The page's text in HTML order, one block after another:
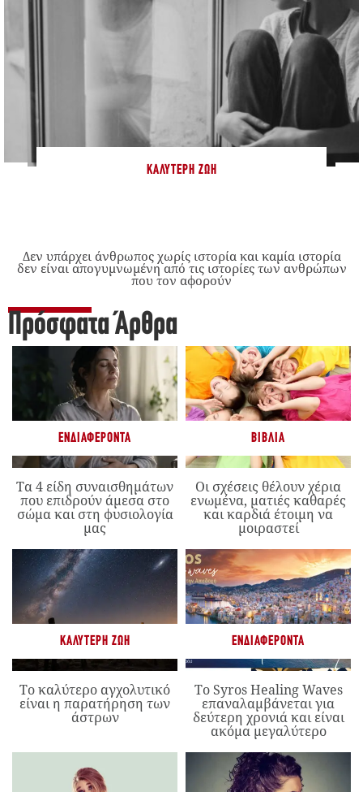
ΚΑΛΎΤΕΡΗ ΖΩΉ
Δεν υπάρχει άνθρωπος χωρίς ιστορία και καμία ιστορία
δεν είναι απογυμνωμένη από τις ιστορίες των ανθρώπων
που τον αφορούν
Πρόσφατα Άρθρα
ΕΝΔΙΑΦΈΡΟΝΤΑ
Τα 4 είδη συναισθημάτων
που επιδρούν άμεσα στο
σώμα και στη φυσιολογία
μας
ΒΙΒΛΊΑ
Οι σχέσεις θέλουν χέρια
ενωμένα, ματιές καθαρές
και καρδιά έτοιμη να
μοιραστεί
ΚΑΛΎΤΕΡΗ ΖΩΉ
Το καλύτερο αγχολυτικό
είναι η παρατήρηση των
άστρων
ΕΝΔΙΑΦΈΡΟΝΤΑ
Το Syros Healing Waves
επαναλαμβάνεται για
δεύτερη χρονιά και είναι
ακόμα μεγαλύτερο